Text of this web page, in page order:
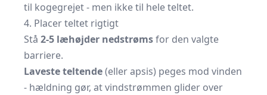
til kogegrejet - men ikke til hele teltet.
4. Placer teltet rigtigt
Stå 2-5 læhøjder nedstrømsfor den valgte
barriere.
Laveste teltende(eller apsis) peges mod vinden
- hældning gør, at vindstrømmen glider over